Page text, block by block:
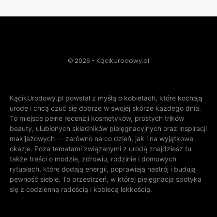
© 2026 - KącikUrodowy.pl
KącikUrodowy.pl powstał z myślą o kobietach, które kochają
urodę i chcą czuć się dobrze w swojej skórze każdego dnia.
To miejsce pełne recenzji kosmetyków, prostych trików
beauty, ulubionych składników pielęgnacyjnych oraz inspiracji
makijażowych — zarówno na co dzień, jak i na wyjątkowe
okazje. Poza tematami związanymi z urodą znajdziesz tu
także treści o modzie, zdrowiu, rodzinie i domowych
rytuałach, które dodają energii, poprawiają nastrój i budują
pewność siebie. To przestrzeń, w której pielęgnacja spotyka
się z codzienną radością i kobiecą lekkością.